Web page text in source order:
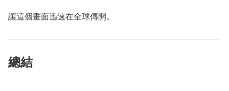
讓這個畫面迅速在全球傳開。
總結